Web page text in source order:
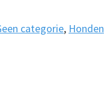
categorie, Honden